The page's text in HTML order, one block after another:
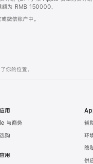
额为 RMB 150000。
微信账户中。
你的位置。
用
与商务
购
用
辅
环
隐
供